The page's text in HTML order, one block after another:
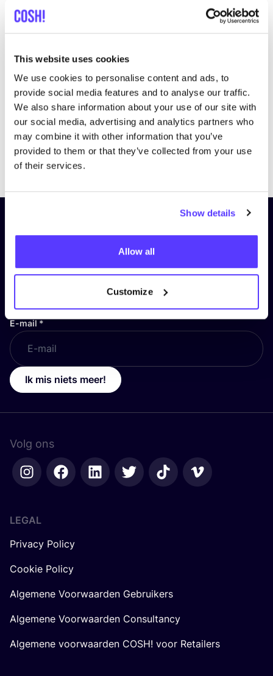
This website uses cookies
We use cookies to personalise content and ads, to
provide social media features and to analyse our traffic.
We also share information about your use of our site with
our social media, advertising and analytics partners who
may combine it with other information that you’ve
provided to them or that they’ve collected from your use
of their services.
Show details
Allow all
Customize
PreviousNext
en blijf op de hoogte!
Voornaam*
E-mail*
Ik mis niets meer!
Volg ons
LEGAL
Privacy Policy
Cookie Policy
Algemene Voorwaarden Gebruikers
Algemene Voorwaarden Consultancy
Algemene voorwaarden COSH! voor Retailers